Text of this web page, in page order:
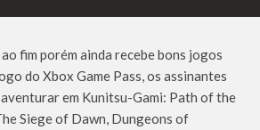
fim porém ainda recebe bons jogos
do Xbox Game Pass, os assinantes
em Kunitsu-Gami: Path of the
Siege of Dawn, Dungeons of